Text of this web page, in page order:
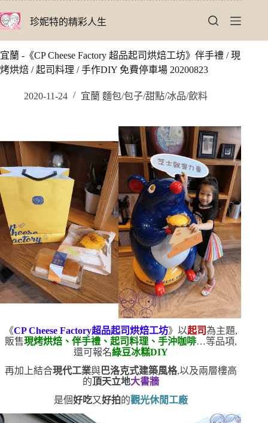
至
要
內
珍妮特的精彩人生
宜蘭 -《CP Cheese Factory 超品起司烘焙工坊》伴手禮 / 現
烤烘焙 / 起司料理 / 手作DIY 免費停車場 20200823
2020-11-24 宜蘭 麵包/包子/甜點/冰品/飲料
《CP Cheese Factory超品起司烘焙工坊》 以起司為主題,
販售現烤烘焙、伴手禮、起司料理、手沖咖啡…等品項,
還可報名綠豆冰糕DIY
再加上結合現代工業與巴洛克式建築風格,以及兩層樓高
的頂天立地大書牆
是個好吃又好拍的觀光休閒工廠